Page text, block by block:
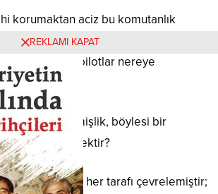
korumaktan aciz bu komutanlık
nerededir, hangi mahzendedir,
pilotlar nereye
böyle bir yenilmişlik, böylesi bir
ve tevil edilecektir?
saldırmış, her tarafı çevrelemiştir;
REKLAMI KAPAT